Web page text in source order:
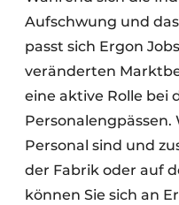
Aufschwung und
passt sich Ergon
veränderten
eine aktive Rolle bei
Personalengpässen.
Personal sind und
der Fabrik oder auf
können Sie sich an